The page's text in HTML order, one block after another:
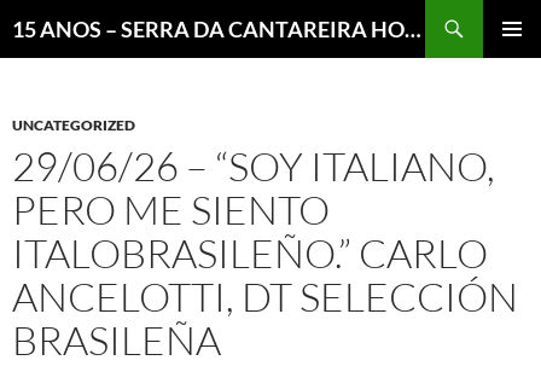
15 ANOS – SERRA DA CANTAREIRA HOJE E COTIDIANO DO BRASIL E DO MUNDO
UNCATEGORIZED
29/06/26 – “SOY ITALIANO,
PERO ME SIENTO
ITALOBRASILEÑO.” CARLO
ANCELOTTI, DT SELECCIÓN
BRASILEÑA